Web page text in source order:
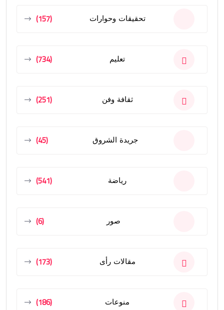
تحقيقات وحوارات (157)
تعليم (734)
ثقافة وفن (251)
جريدة الشروق (45)
رياضة (541)
صور (6)
مقالات رأى (173)
منوعات (186)